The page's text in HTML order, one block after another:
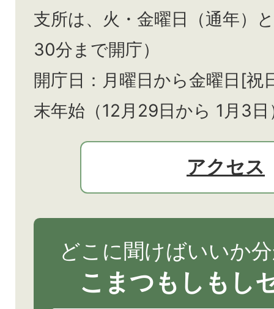
支所は、火・金曜日（通年）と
30分まで開庁）
開庁日：月曜日から金曜日[祝
末年始（12月29日から 1月3
アクセス
どこに聞けばいいか
こまつもしもし